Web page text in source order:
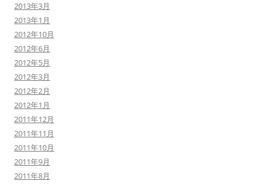
2013年3月
2013年1月
2012年10月
2012年6月
2012年5月
2012年3月
2012年2月
2012年1月
2011年12月
2011年11月
2011年10月
2011年9月
2011年8月